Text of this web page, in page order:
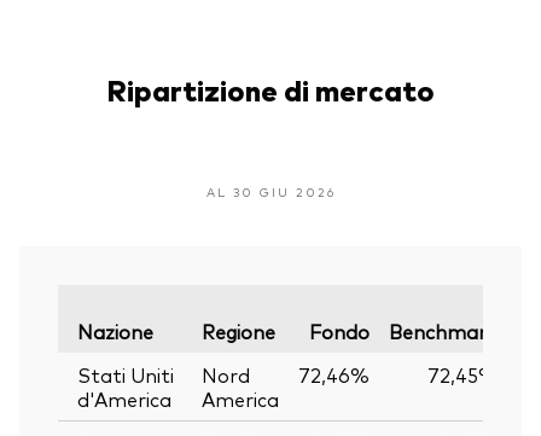
Ripartizione di mercato
AL 30 GIU 2026
Nazione Regione Fondo Benchmark
Stati Uniti
d'America
Nord
America
72,46% 72,45%